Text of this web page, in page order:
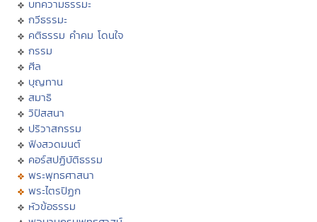
บทความธรรมะ
กวีธรรมะ
คติธรรม คำคม โดนใจ
กรรม
ศีล
บุญทาน
สมาธิ
วิปัสสนา
ปริวาสกรรม
ฟังสวดมนต์
คอร์สปฏิบัติธรรม
พระพุทธศาสนา
พระไตรปิฏก
หัวข้อธรรม